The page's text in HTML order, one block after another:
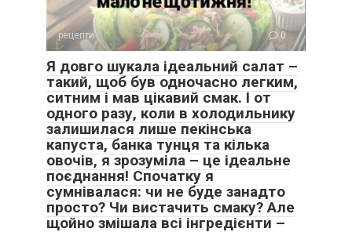
рецепти 0
Я довго шукала ідеальний салат –
такий, щоб був одночасно легким,
ситним і мав цікавий смак. І от
одного разу, коли в холодильнику
залишилася лише пекінська
капуста, банка тунця та кілька
овочів, я зрозуміла – це ідеальне
поєднання! Спочатку я
сумнівалася: чи не буде занадто
просто? Чи вистачить смаку? Але
щойно змішала всі інгредієнти –